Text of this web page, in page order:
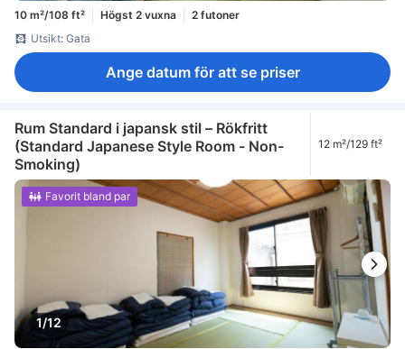
10 m²/108 ft² Högst 2 vuxna
2 futoner
Utsikt: Gata
Ange datum för att se priser
Rum Standard i japansk stil – Rökfritt
(Standard Japanese Style Room - Non-
Smoking)
12 m²/129 ft²
1/12
Favorit bland par